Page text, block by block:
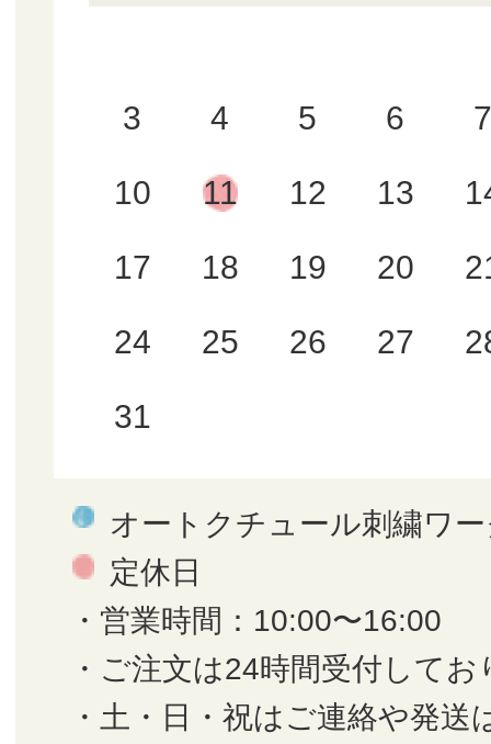
3 4 5 6 7
10 11 12 13
17 18 19 20
24 25 26 27
31
オートクチュール刺繍ワ
定休日
・営業時間：10:00〜16:00
・ご注文は24時間受付してお
・土・日・祝はご連絡や発送